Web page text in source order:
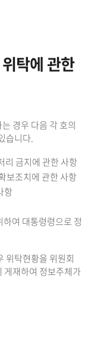
탁에 관한
경우 다음 각 호의
습니다.
리 금지에 관한 사항
보조치에 관한 사항
항
여 대통령령으로 정
위탁현황을 위원회
게재하여 정보주체가